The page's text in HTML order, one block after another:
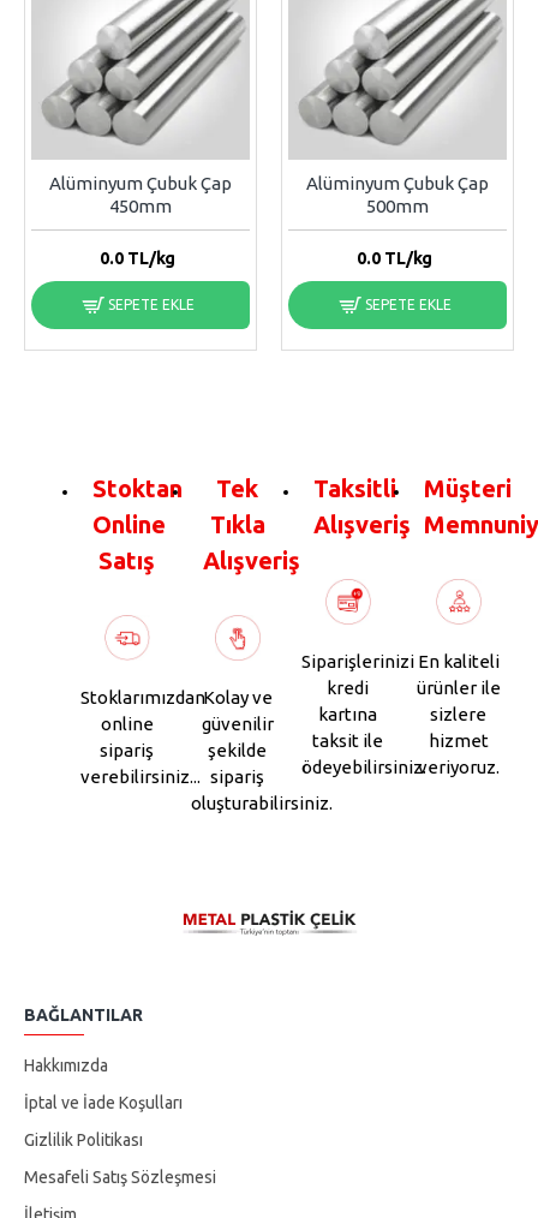
Alüminyum Çubuk Çap
450mm
0.0TL/kg
SEPETE EKLE
Alüminyum Çubuk Çap
500mm
0.0TL/kg
SEPETE EKLE
Stoktan
Online
Satış
Stoklarımızdan
online
sipariş
verebilirsiniz...
Tek
Tıkla
Alışveriş
Kolay ve
güvenilir
şekilde
sipariş
oluşturabilirsiniz.
Taksitli
Alışveriş
Siparişlerinizi
kredi
kartına
taksit ile
ödeyebilirsiniz.
Müşteri
En kaliteli
ürünler ile
sizlere
hizmet
veriyoruz.
BAĞLANTILAR
Hakkımızda
İptal ve İade Koşulları
Gizlilik Politikası
Mesafeli Satış Sözleşmesi